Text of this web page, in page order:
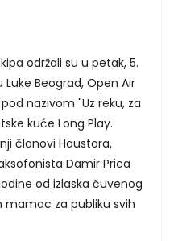
održali su u petak, 5.
Beograd, Open Air
nazivom "Uz reku, za
kuće Long Play.
članovi Haustora,
Damir Prica
od izlaska čuvenog
mamac za publiku svih